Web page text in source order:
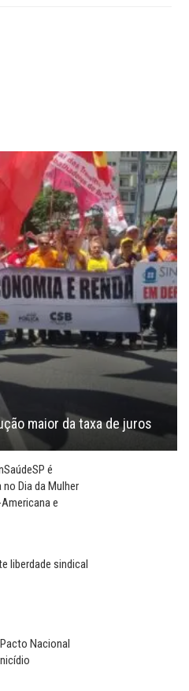
maior da taxa de juros
é
no Dia da Mulher
e
liberdade sindical
Nacional